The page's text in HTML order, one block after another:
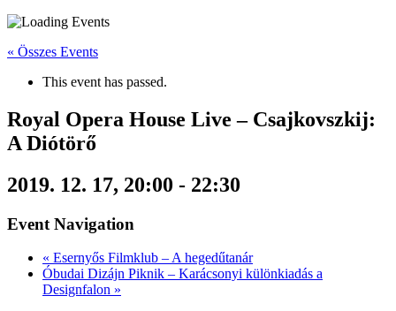
« Összes Events
This event has passed.
Royal Opera House Live – Csajkovszkij:
A Diótörő
2019. 12. 17, 20:00 - 22:30
Event Navigation
« Esernyős Filmklub – A hegedűtanár
Óbudai Dizájn Piknik – Karácsonyi különkiadás a
Designfalon »